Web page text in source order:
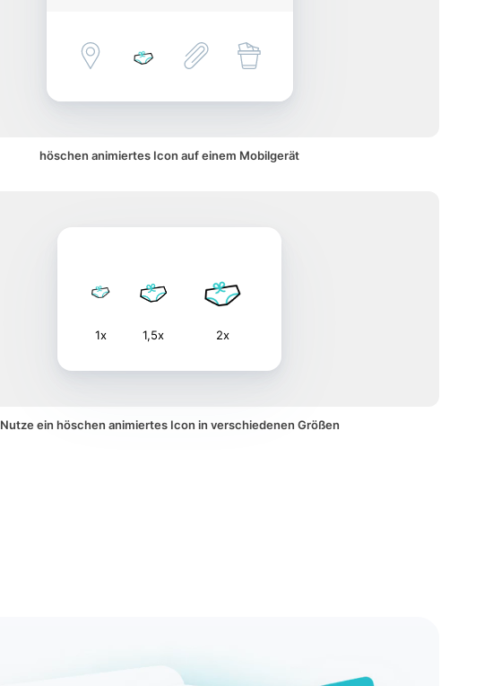
höschen animiertes Icon auf einem Mobilgerät
1x 1,5x 2x
Nutze ein höschen animiertes Icon in verschiedenen Größen